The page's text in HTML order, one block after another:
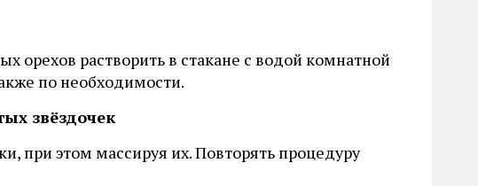
орехов растворить в стакане с водой комнатной
по необходимости.
звёздочек
при этом массируя их. Повторять процедуру